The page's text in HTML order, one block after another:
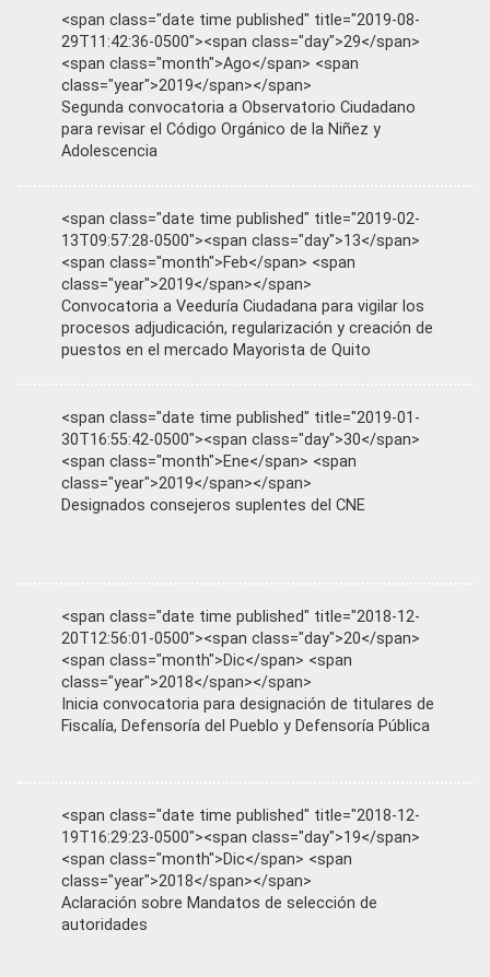
<span class="date time published" title="2019-08-
29T11:42:36-0500"><span class="day">29</span>
<span class="month">Ago</span> <span
class="year">2019</span></span>
Segunda convocatoria a Observatorio Ciudadano
para revisar el Código Orgánico de la Niñez y
Adolescencia
<span class="date time published" title="2019-02-
13T09:57:28-0500"><span class="day">13</span>
<span class="month">Feb</span> <span
class="year">2019</span></span>
Convocatoria a Veeduría Ciudadana para vigilar los
procesos adjudicación, regularización y creación de
puestos en el mercado Mayorista de Quito
<span class="date time published" title="2019-01-
30T16:55:42-0500"><span class="day">30</span>
<span class="month">Ene</span> <span
class="year">2019</span></span>
Designados consejeros suplentes del CNE
<span class="date time published" title="2018-12-
20T12:56:01-0500"><span class="day">20</span>
<span class="month">Dic</span> <span
class="year">2018</span></span>
Inicia convocatoria para designación de titulares de
Fiscalía, Defensoría del Pueblo y Defensoría Pública
<span class="date time published" title="2018-12-
19T16:29:23-0500"><span class="day">19</span>
<span class="month">Dic</span> <span
class="year">2018</span></span>
Aclaración sobre Mandatos de selección de
autoridades